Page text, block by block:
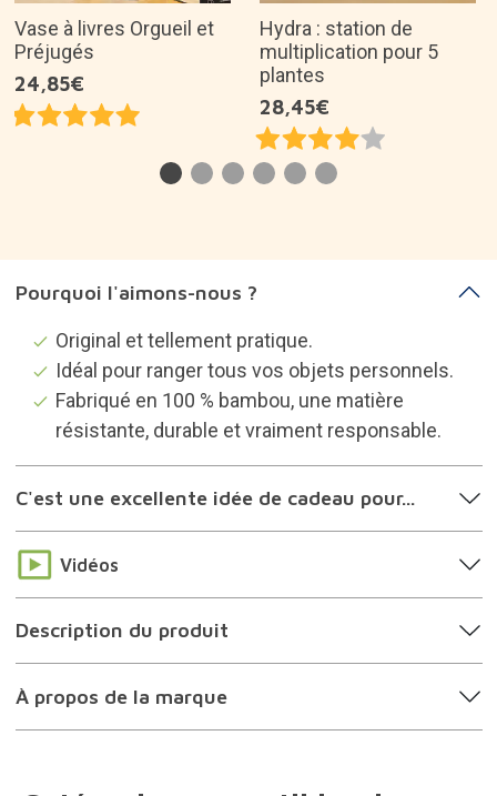
Vase à livres Orgueil et
Préjugés
24,85€
Hydra : station de
multiplication pour 5
plantes
28,45€
Pourquoi l'aimons-nous ?
Original et tellement pratique.
Idéal pour ranger tous vos objets personnels.
Fabriqué en 100 % bambou, une matière
résistante, durable et vraiment responsable.
C'est une excellente idée de cadeau pour...
Vidéos
Description du produit
À propos de la marque